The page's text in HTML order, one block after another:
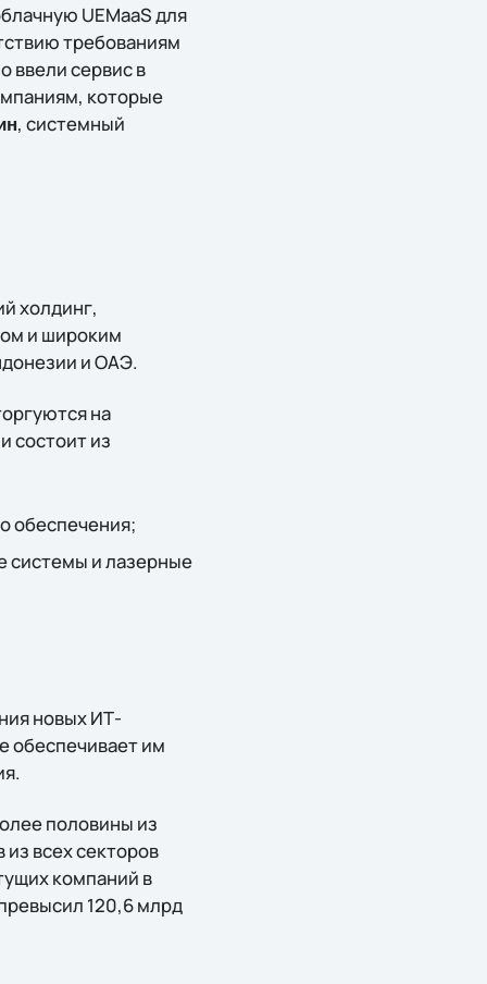
UEMaaS для
требованиям
ввели сервис в
которые
, системный
холдинг,
и широким
и ОАЭ.
на
состоит из
обеспечения;
системы и лазерные
новых ИТ-
обеспечивает им
половины из
всех секторов
компаний в
120,6 млрд